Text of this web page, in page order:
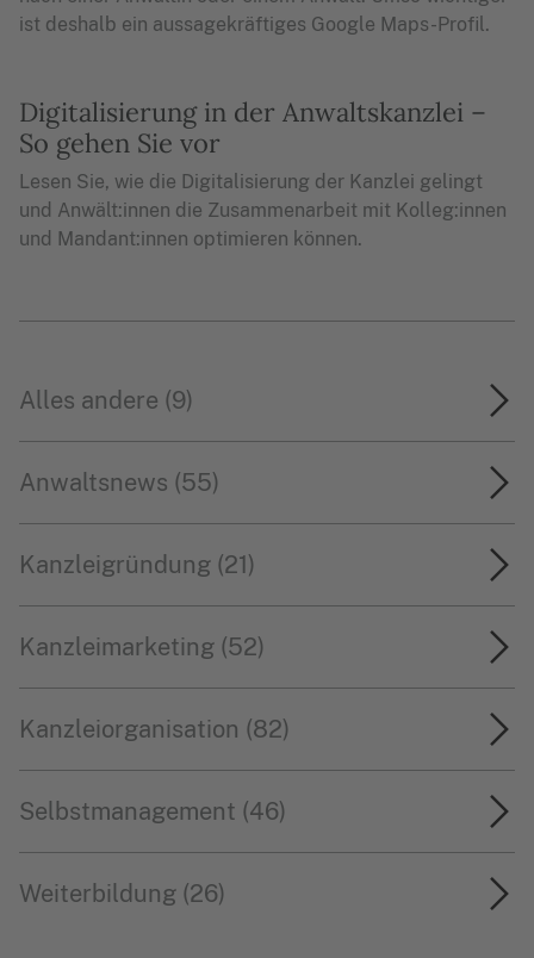
ist deshalb ein aussagekräftiges Google Maps-Profil.
Digitalisierung in der Anwaltskanzlei –
So gehen Sie vor
Lesen Sie, wie die Digitalisierung der Kanzlei gelingt
und Anwält:innen die Zusammenarbeit mit Kolleg:innen
und Mandant:innen optimieren können.
Alles andere (9)
Anwaltsnews (55)
Kanzleigründung (21)
Kanzleimarketing (52)
Kanzleiorganisation (82)
Selbstmanagement (46)
Weiterbildung (26)